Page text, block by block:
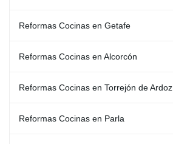
Reformas Cocinas en Getafe
Reformas Cocinas en Alcorcón
Reformas Cocinas en Torrejón de Ardoz
Reformas Cocinas en Parla